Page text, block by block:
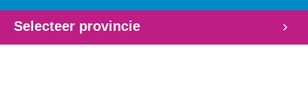
Selecteer provincie